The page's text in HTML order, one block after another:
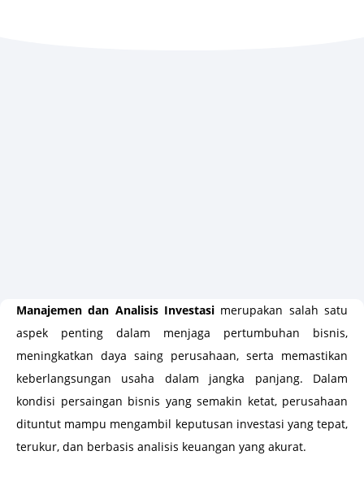
Manajemen dan Analisis Investasi merupakan salah satu
aspek penting dalam menjaga pertumbuhan bisnis,
meningkatkan daya saing perusahaan, serta memastikan
keberlangsungan usaha dalam jangka panjang. Dalam
kondisi persaingan bisnis yang semakin ketat, perusahaan
dituntut mampu mengambil keputusan investasi yang tepat,
terukur, dan berbasis analisis keuangan yang akurat.